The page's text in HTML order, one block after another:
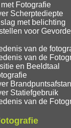
Fotografie
Scherptediepte
met belichting
voor
van de
van de
en Beeldtaal
Statiefgebruik
van de